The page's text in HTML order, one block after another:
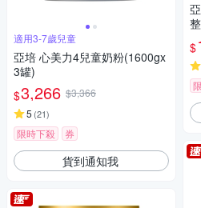
適用3-7歲兒童
亞培 心美力4兒童奶粉(1600gx
3罐)
$3,266 $3,366
5 (21)
限時下殺 券
貨到通知我
2
$